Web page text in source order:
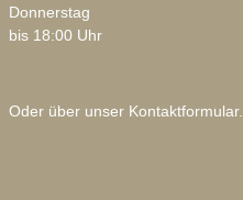
Donnerstag
bis 18:00 Uhr
Oder über unser Kontaktformular.